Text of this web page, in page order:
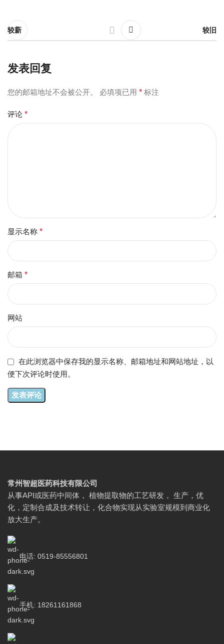
较新 较旧
发表回复
您的邮箱地址不会被公开。 必填项已用 * 标注
评论 *
显示名称 *
邮箱 *
网站
在此浏览器中保存我的显示名称、邮箱地址和网站地址，以
便下次评论时使用。
常州智超医药科技有限公司
从事API或医药中间体， 植物提取物的工艺研发， 生产，优
化，定制合成及技术转让，化合物实现从实验室规模到商业化
放大生产。
电话: 0519-85556801
手机: 18261161868